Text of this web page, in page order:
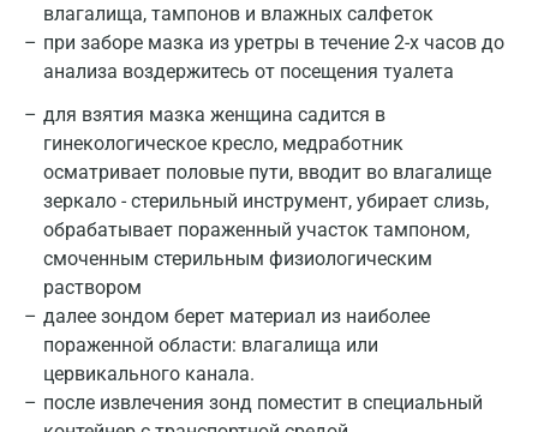
влагалища, тампонов и влажных салфеток
при заборе мазка из уретры в течение 2-х часов до
анализа воздержитесь от посещения туалета
для взятия мазка женщина садится в
гинекологическое кресло, медработник
осматривает половые пути, вводит во влагалище
зеркало - стерильный инструмент, убирает слизь,
обрабатывает пораженный участок тампоном,
смоченным стерильным физиологическим
раствором
далее зондом берет материал из наиболее
пораженной области: влагалища или
цервикального канала.
после извлечения зонд поместит в специальный
Москва
Санкт-Петербург
Нижний Новгород
Казань
Альметьевск